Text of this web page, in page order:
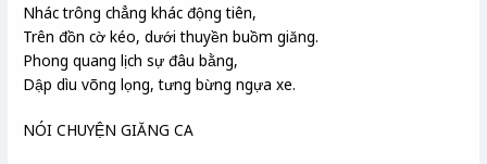
Nhác trông chẳng khác động tiên,
Trên đồn cờ kéo, dưới thuyền buồm giăng.
Phong quang lịch sự đâu bằng,
Dập dìu võng lọng, tưng bừng ngựa xe.
NÓI CHUYỆN GIĂNG CA